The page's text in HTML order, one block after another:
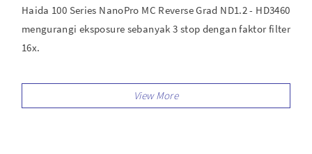
Haida 100 Series NanoPro MC Reverse Grad ND1.2 - HD3460
mengurangi eksposure sebanyak 3 stop dengan faktor filter
16x.
Dengan ukuran 100 x 150mm filter ini didesain untuk
digunakan pada Haida 100 Series Holder atau Haida 100